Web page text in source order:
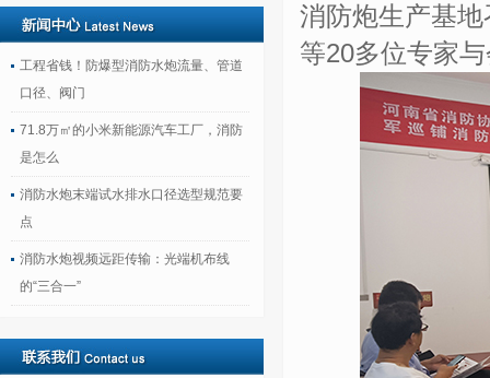
工程省钱！防爆型消防水炮流量、管道
口径、阀门
71.8万㎡的小米新能源汽车工厂，消防
是怎么
消防水炮末端试水排水口径选型规范要
点
消防水炮视频远距传输：光端机布线
的“三合一”
消防炮生产基
等20多位专家